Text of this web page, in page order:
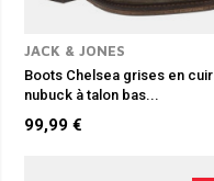
JACK & JONES
Boots Chelsea grises en cuir
nubuck à talon bas...
99,99 €